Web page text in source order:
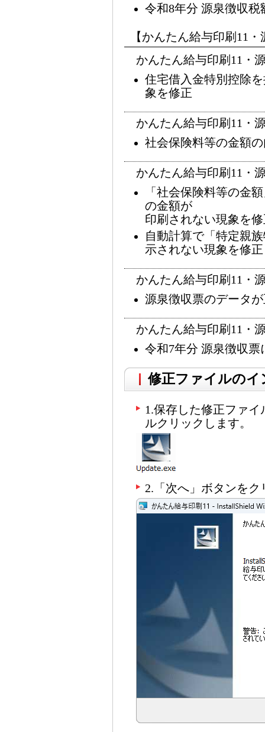
令和8年分 源泉徴収税
【かんたん給与印刷11
かんたん給与印刷11・
住宅借入金特別控除
象を修正
かんたん給与印刷11・
社会保険料等の金額
かんたん給与印刷11・
「社会保険料等の金
の金額が
印刷されない現象を
自動計算で「特定親
示されない現象を修正
かんたん給与印刷11・
源泉徴収票のデータ
かんたん給与印刷11・
令和7年分 源泉徴収票
修正ファイルのイ
1.保存した修正ファイ
ルクリックします。
2.「次へ」ボタンをク